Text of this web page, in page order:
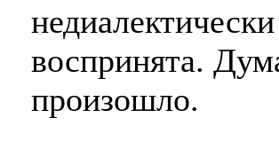
воспринята.
произошло.